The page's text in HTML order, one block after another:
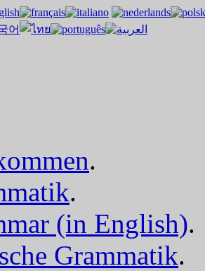
.
.
(in English).
Grammatik.